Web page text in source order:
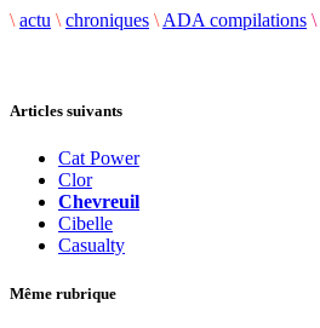
\ actu \ chroniques \ ADA compilations \
Articles suivants
Cat Power
Clor
Chevreuil
Cibelle
Casualty
Même rubrique